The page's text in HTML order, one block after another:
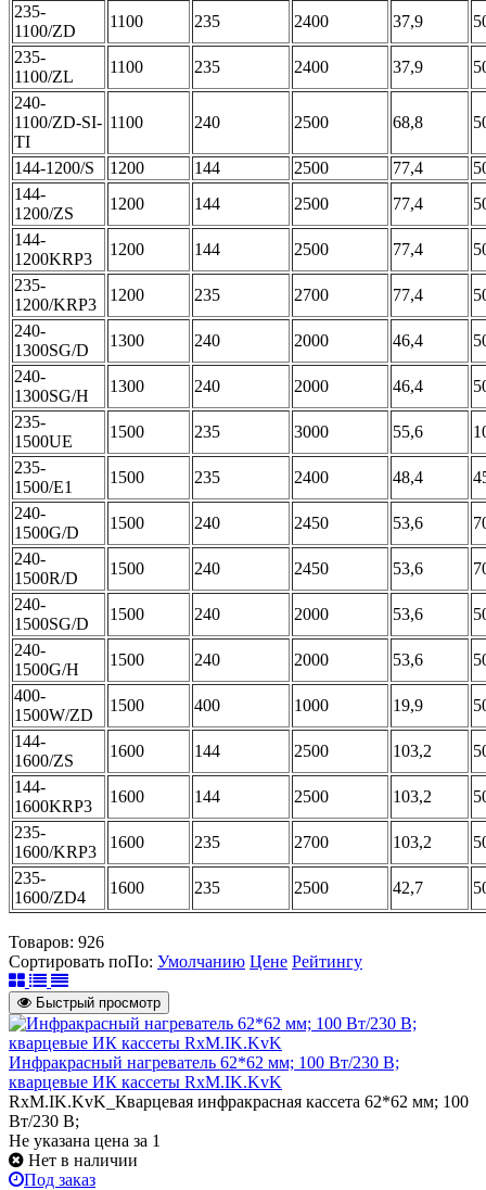
235-
1100/ZD
1100 235 2400 37,9
235-
1100/ZL
1100 235 2400 37,9
240-
1100/ZD-SI-
TI
1100 240 2500 68,8
144-1200/S 1200 144 2500 77,4
144-
1200/ZS
1200 144 2500 77,4
144-
1200KRP3
1200 144 2500 77,4
235-
1200/KRP3
1200 235 2700 77,4
240-
1300SG/D
1300 240 2000 46,4
240-
1300SG/H
1300 240 2000 46,4
235-
1500UE
1500 235 3000 55,6
235-
1500/E1
1500 235 2400 48,4
240-
1500G/D
1500 240 2450 53,6
240-
1500R/D
1500 240 2450 53,6
240-
1500SG/D
1500 240 2000 53,6
240-
1500G/H
1500 240 2000 53,6
400-
1500W/ZD
1500 400 1000 19,9
144-
1600/ZS
1600 144 2500 103,2
144-
1600KRP3
1600 144 2500 103,2
235-
1600/KRP3
1600 235 2700 103,2
235-
1600/ZD4
1600 235 2500 42,7
Товаров: 926
Сортировать поПо: Умолчанию Цене Рейтингу
Быстрый просмотр
Инфракрасный нагреватель 62*62 мм; 100 Вт/230 В;
кварцевые ИК кассеты RxM.IK.KvK
RxM.IK.KvK_Кварцевая инфракрасная кассета 62*62 мм; 100
Вт/230 В;
Не указана цена за 1
Нет в наличии
Под заказ